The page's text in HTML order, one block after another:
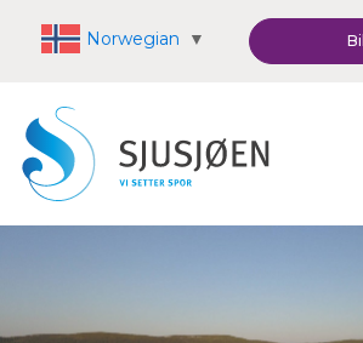
Norwegian ▼